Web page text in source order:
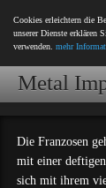
Cookies erleichtern die
unserer Dienste erklären
verwenden. mehr
Metal
Die Franzosen
mit einer
sich mit ihrem